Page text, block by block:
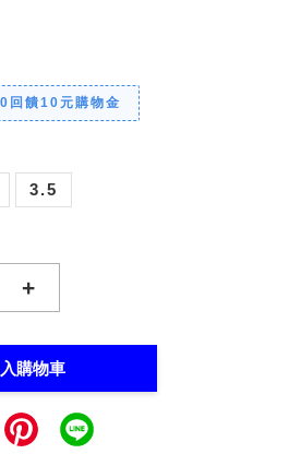
回饋10元購物金
3.5
+
購物車